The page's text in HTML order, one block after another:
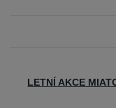
LETNÍ AKCE